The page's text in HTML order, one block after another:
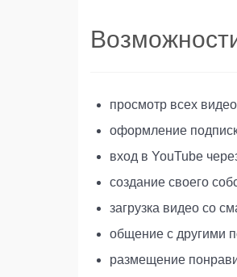
просмотр всех
оформление
вход в YouTube
создание своего
загрузка видео со
общение с другими
размещение